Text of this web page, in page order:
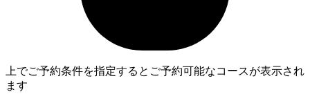
上でご予約条件を指定するとご予約可能なコースが表示され
ます